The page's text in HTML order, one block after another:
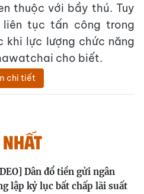
thuộc với bầy thú. Tuy
tục tấn công trong
khi lực lượng chức năng
cho biết.
chi tiết
nhất
Dân đổ tiền gửi ngân
lập kỷ lục bất chấp lãi suất